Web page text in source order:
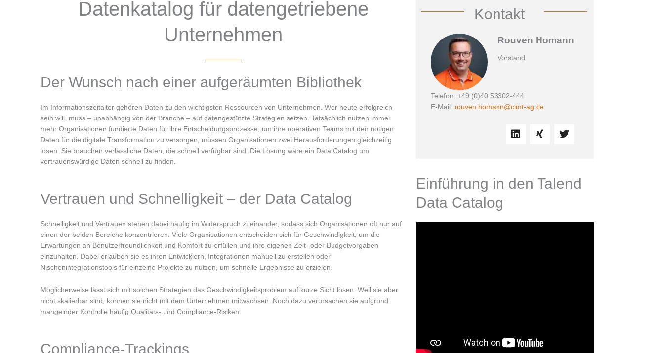
Datenkatalog für datengetriebene
Unternehmen
Der Wunsch nach einer aufgeräumten Bibliothek
Im Informationszeitalter gehören Daten zu den wichtigsten Ressourcen von Unternehmen. Wer heute erfolgreich
sein will, muss – unabhängig von der Branche – auf datengestützte Strategien setzen. Tatsächlich nutzen immer
mehr Organisationen fundierte Daten für ihre Entscheidungsprozesse, um ihre operativen Teams mit den nötigen
Daten für die digitale Transformation zu versorgen, müssen Organisationen zwei Herausforderungen gleichzeitig
lösen: Sie brauchen verlässliche Daten, die schnell verfügbar sind. Die Lösung wäre ein Data Catalog um
vertrauenswürdige Daten schnell zu finden.
Vertrauen und Schnelligkeit – der Data Catalog
Schnelligkeit und Vertrauen stehen dabei häufig im Widerspruch zueinander, sodass sich Organisationen oft nur auf
einen der beiden Bereiche konzentrieren. Viele Organisationen entscheiden sich für Geschwindigkeit, um die
Erwartungen an Benutzerfreundlichkeit und Komfort zu erfüllen und ihre eigenen Zeit- oder Budgetvorgaben
einzuhalten. Dabei erlauben sie es ihren Entwicklern, Integrationen manuell zu erstellen oder
Nischenintegrationstools für einzelne Projekte zu nutzen, um schnelle Ergebnisse zu erzielen.
Möglicherweise lässt sich mit solchen Strategien das Geschwindigkeitsproblem auf kurze Sicht lösen. Weil sie aber
nicht skalierbar sind, können sie nicht mit dem Unternehmen mitwachsen. Noch dazu verursachen sie aufgrund
mangelnder Kontrolle häufig Qualitäts- und Compliance-Risiken.
Compliance-Trackings
Kontakt
Rouven Homann
Vorstand
Telefon: +49 (0)40 53302-444
E-Mail: rouven.homann@cimt-ag.de
L
i
d
i
X
i
T
w
e
r
Einführung in den Talend
Data Catalog